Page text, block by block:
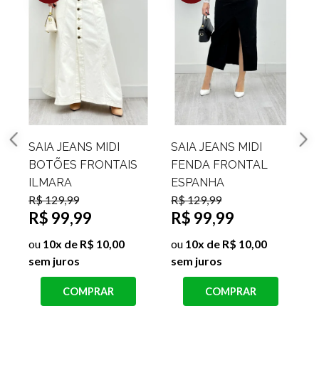
SAIA MIDI LINHO
MELINDA
R$ 99,99
R$ 39,99
ou4x de R$ 10,00 sem
juros
CONJUNTO
CROPPED E SAIA
MIDI DRAPEADA
LATERAL CANELADO
FLOR
R$ 69,99
ou7x de R$ 10,00 sem